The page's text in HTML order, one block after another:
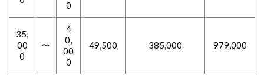
0
35,
00
0
〜
4
0,
00
0
49,500 385,000 979,000